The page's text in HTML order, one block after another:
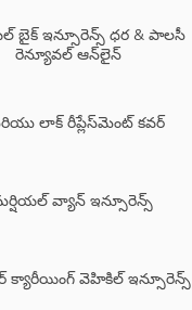
బైక్ ఇన్సూరెన్స్ ధర & పాలసీ
రెన్యూవల్ ఆన్‌లైన్
లాక్ రీప్లేస్‌మెంట్ కవర్
వ్యాన్ ఇన్సూరెన్స్
క్యారీయింగ్ వెహికిల్ ఇన్సూరెన్స్